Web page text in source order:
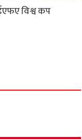
विश्व कप